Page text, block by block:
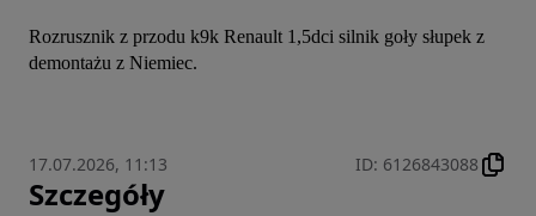
Rozrusznik z przodu k9k Renault 1,5dci silnik goły słupek z
demontażu z Niemiec.
17.07.2026, 11:13 ID: 6126843088
Szczegóły